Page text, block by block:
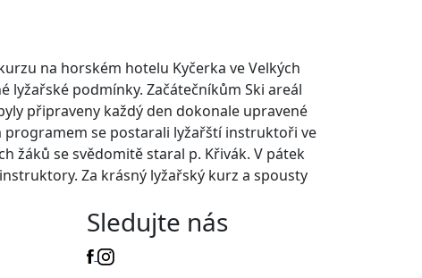
na horském hotelu Kyčerka ve Velkých
lyžařské podmínky. Začátečníkům Ski areál
připraveny každý den dokonale upravené
programem se postarali lyžařští instruktoři ve
žáků se svědomitě staral p. Křivák. V pátek
Za krásný lyžařský kurz a spousty
Sledujte nás